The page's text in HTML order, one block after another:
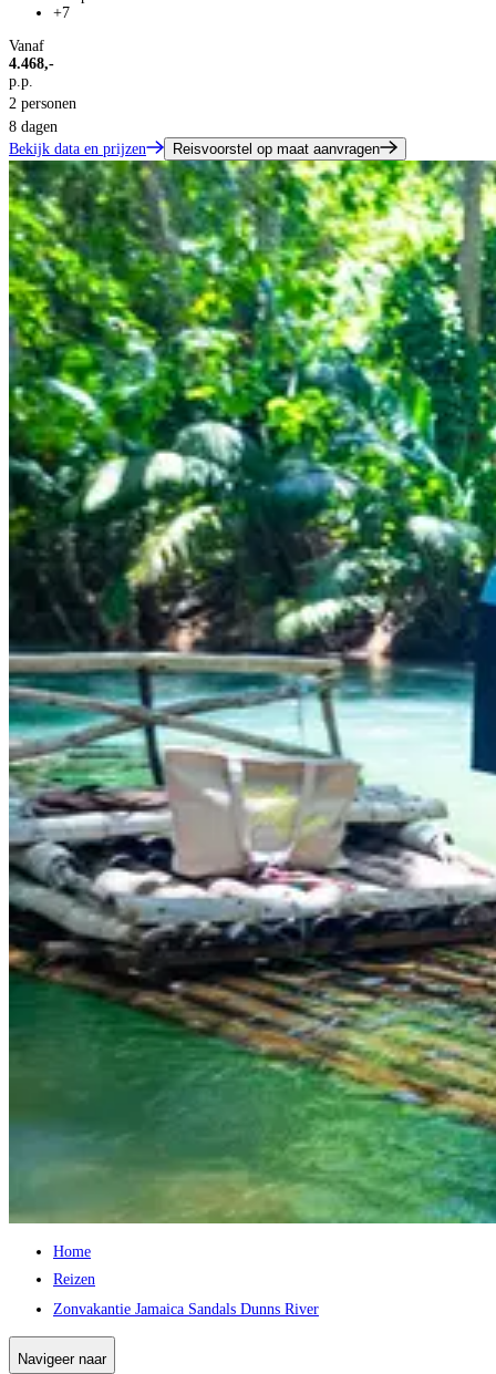
+7
Vanaf
4.468,-
p.p.
2 personen
8 dagen
Bekijk data en prijzen
Reisvoorstel op maat aanvragen
Home
Reizen
Zonvakantie Jamaica Sandals Dunns River
Navigeer naar